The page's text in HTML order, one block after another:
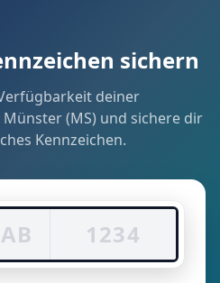
sichern
deiner
(MS) und sichere dir
Kennzeichen.